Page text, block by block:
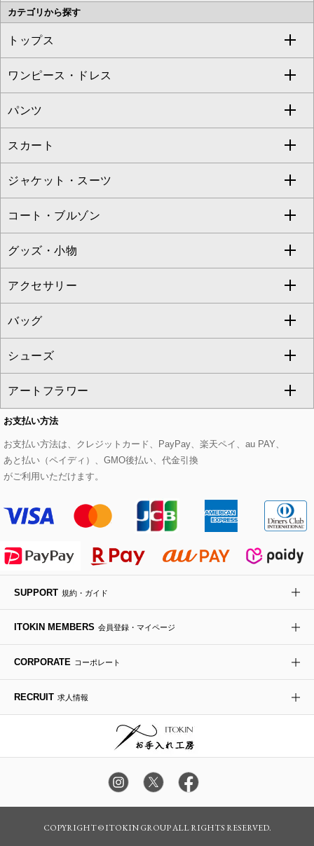
OFUON le MK
eur3
Maison de CINQ
MK MICHEL KLEIN BAG
HIROKO KOSHINO
MK MICHEL KLEIN HOMME
MK MICHEL KLEIN BAG
カテゴリから探す
トップス
すべてのトップス
カットソー・Tシャツ
ブラウス・シャツ
ニット・セーター
カーディガン
アンサンブルセット
ベスト・ジレ
パーカー
タンクトップ・キャミソール
スウェット・ジャージー
その他のトップス
ワンピース・ドレス
すべてのワンピース・ドレス
ワンピース
ドレス
チュニック
ジャンパースカート
その他のワンピース・ドレス
パンツ
すべてのパンツ
フルレングスパンツ
クロップド・半端丈パンツ
ガウチョ・ワイドパンツ
ハーフ・ショート丈パンツ
サロペット・オールインワン
その他のパンツ
スカート
すべてのスカート
ロング・マキシ丈スカート
ひざ丈スカート
ミモレ丈スカート
ショート・ミニ丈スカート
その他のスカート
ジャケット・スーツ
すべてのジャケット・スーツ
テーラードジャケット
ノーカラージャケット
セットアップ
セットアップジャケット
セットアップパンツ
セットアップスカート
セットアップワンピース
コート・ブルゾン
すべてのコート・ブルゾン
トレンチコート
ピーコート
ダッフルコート
チェスターコート
モッズコート
ステンカラーコート
ライダースジャケット
デニムジャケット
ダウンジャケット・コート
グッズ・小物
すべてのグッズ・小物
マスク
ストール・マフラー・スヌード
ベルト・サスペンダー
帽子
ヘアアクセサリー
ハンカチ・バンダナ
手袋
チャーム・ストラップ
アクセサリー
すべてのアクセサリー
ネックレス
ピアス・イヤリング
ブレスレット・バングル
ブローチ・コサージュ
バッグ
すべてのバッグ
トートバッグ
ショルダーバッグ
ボストンバッグ
バックパック・リュック
ボディバッグ・メッセンジャーバッグ
トラベルバッグ
シューズ
すべてのシューズ
パンプス
スニーカー
フラットシューズ
ローファー
ドレスシューズ
アートフラワー
すべてのアートフラワー
ローズ
カサブランカ・カラー
ラナンキュラス
ポプリアレンジ＆フレグランス
お支払い方法
お支払い方法は、クレジットカード、PayPay、楽天ペイ、au PAY、
あと払い（ペイディ）、GMO後払い、代金引換
がご利用いただけます。
SUPPORT 規約・ガイド
ITOKIN MEMBERS 会員登録・マイページ
CORPORATE コーポレート
RECRUIT 求人情報
COPYRIGHT © ITOKIN GROUP ALL RIGHTS RESERVED.